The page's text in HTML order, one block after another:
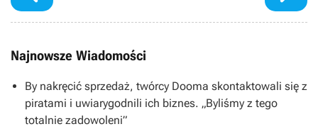
Najnowsze Wiadomości
By nakręcić sprzedaż, twórcy Dooma skontaktowali się z
piratami i uwiarygodnili ich biznes. „Byliśmy z tego
totalnie zadowoleni”